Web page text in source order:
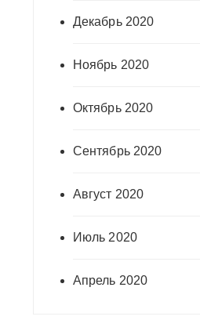
Декабрь 2020
Ноябрь 2020
Октябрь 2020
Сентябрь 2020
Август 2020
Июль 2020
Апрель 2020